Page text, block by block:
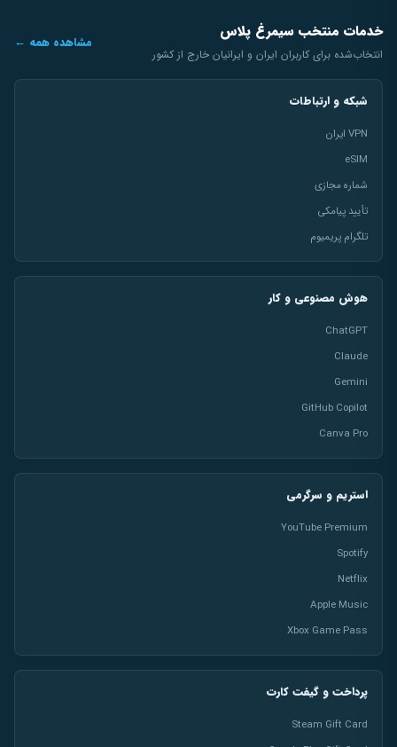
خدمات منتخب سیمرغ پلاس
انتخاب‌شده برای کاربران ایران و ایرانیان خارج از کشور
مشاهده همه ←
شبکه و ارتباطات
VPN ایران
eSIM
شماره مجازی
تأیید پیامکی
تلگرام پریمیوم
هوش مصنوعی و کار
ChatGPT
Claude
Gemini
GitHub Copilot
Canva Pro
استریم و سرگرمی
YouTube Premium
Spotify
Netflix
Apple Music
Xbox Game Pass
پرداخت و گیفت کارت
Steam Gift Card